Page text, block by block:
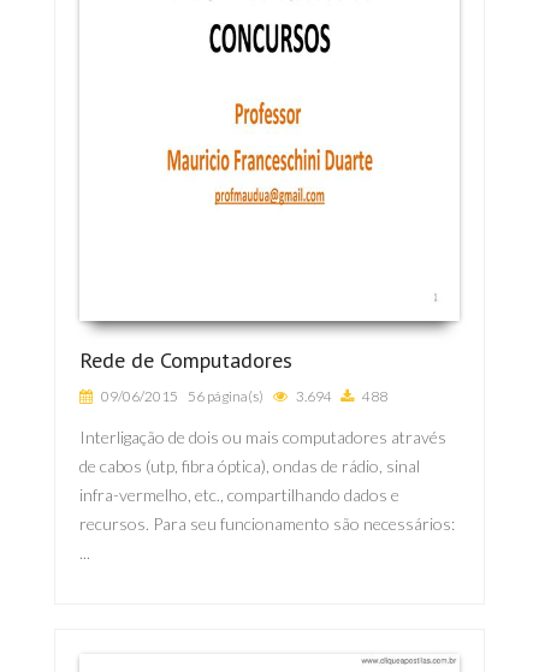
Rede de Computadores
09/06/2015 56 página(s) 3.694 488
Interligação de dois ou mais computadores através
de cabos (utp, fibra óptica), ondas de rádio, sinal
infra-vermelho, etc., compartilhando dados e
recursos. Para seu funcionamento são necessários:
...